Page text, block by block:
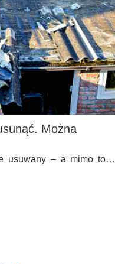
Można
usuwany – a mimo to…